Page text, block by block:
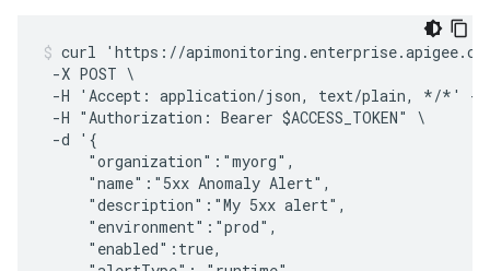
curl 'https://
-X POST \
-H 'Accept: application/json, text/plain, */*' -H
-H "Authorization: Bearer $ACCESS_TOKEN" \
-d '{
     "organization":"myorg",
     "name":"5xx Anomaly Alert",
     "description":"My 5xx alert",
     "environment":"prod",
     "enabled":true,